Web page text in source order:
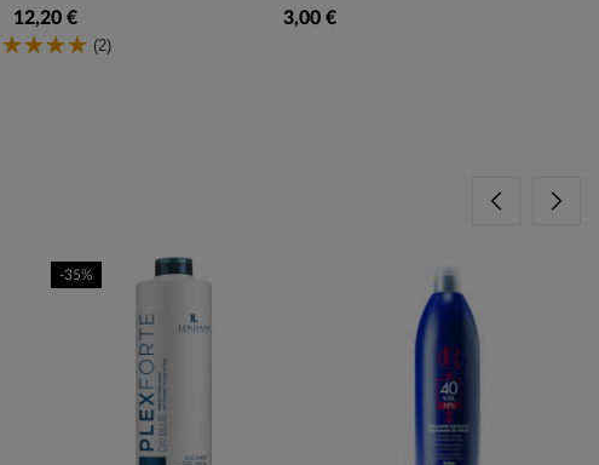
12,20 €
(2)
3,00 €
-35%